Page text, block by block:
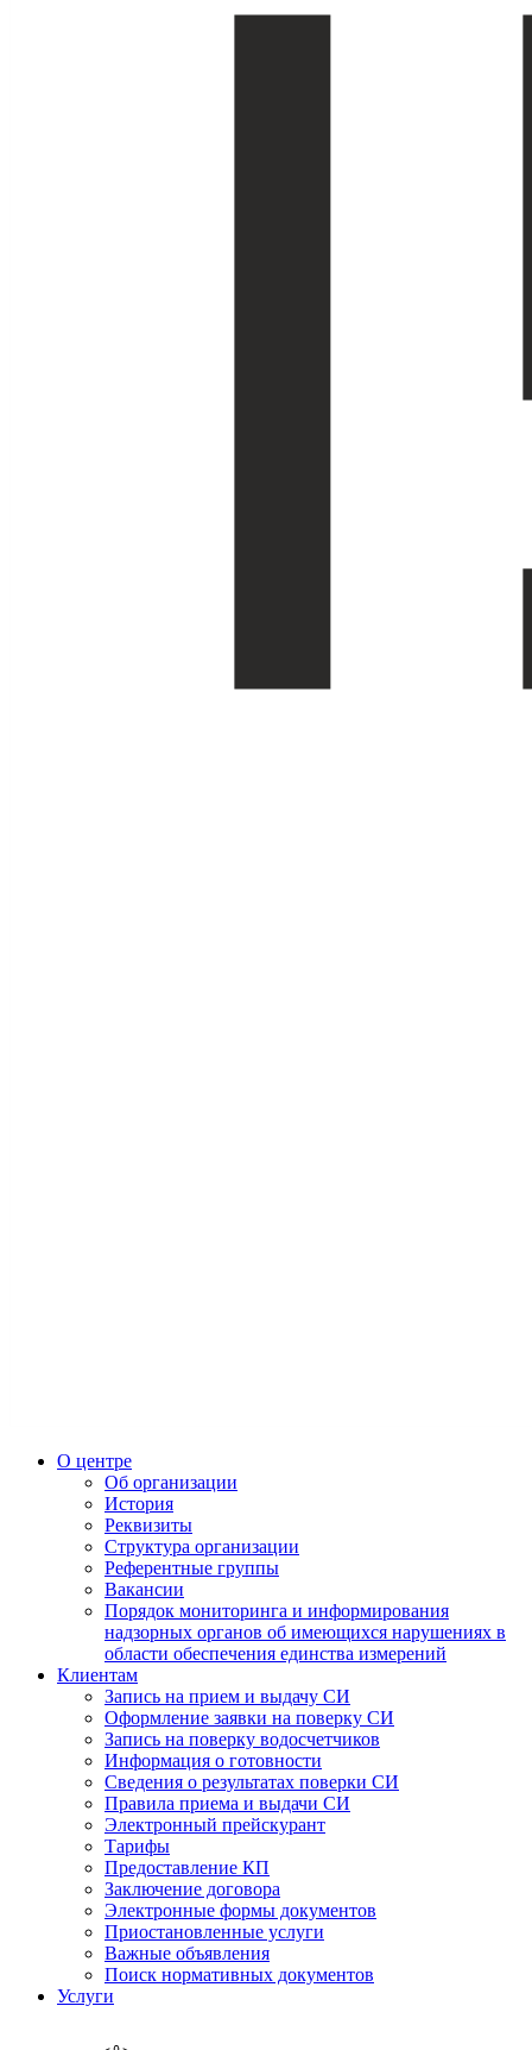
О центре
Об организации
История
Реквизиты
Структура организации
Референтные группы
Вакансии
Порядок мониторинга и информирования
надзорных органов об имеющихся нарушениях в
области обеспечения единства измерений
Клиентам
Запись на прием и выдачу СИ
Оформление заявки на поверку СИ
Запись на поверку водосчетчиков
Информация о готовности
Сведения о результатах поверки СИ
Правила приема и выдачи СИ
Электронный прейскурант
Тарифы
Предоставление КП
Заключение договора
Электронные формы документов
Приостановленные услуги
Важные объявления
Поиск нормативных документов
Услуги